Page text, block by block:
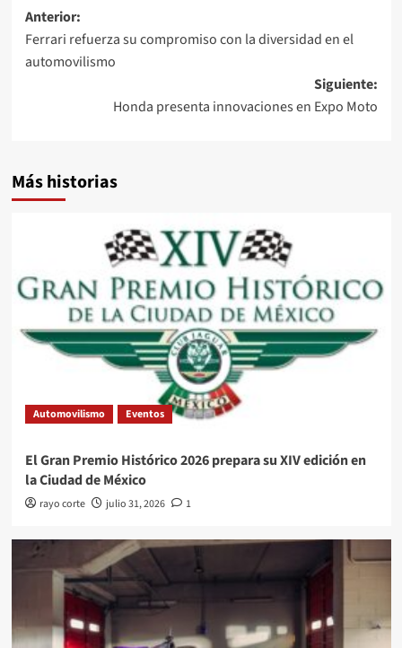
Navegación
de
entradas
Anterior:
Ferrari refuerza su compromiso con la diversidad en el
automovilismo
Siguiente:
Honda presenta innovaciones en Expo Moto
Más historias
Automovilismo Eventos
El Gran Premio Histórico 2026 prepara su XIV edición en
la Ciudad de México
rayo corte julio 31, 2026 1